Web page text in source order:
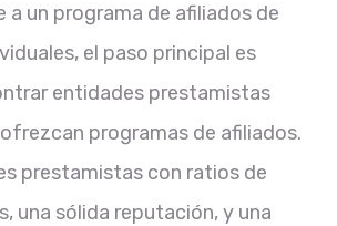
a un programa de afiliados de
el paso principal es
entidades prestamistas
programas de afiliados.
prestamistas con ratios de
una sólida reputación, y una